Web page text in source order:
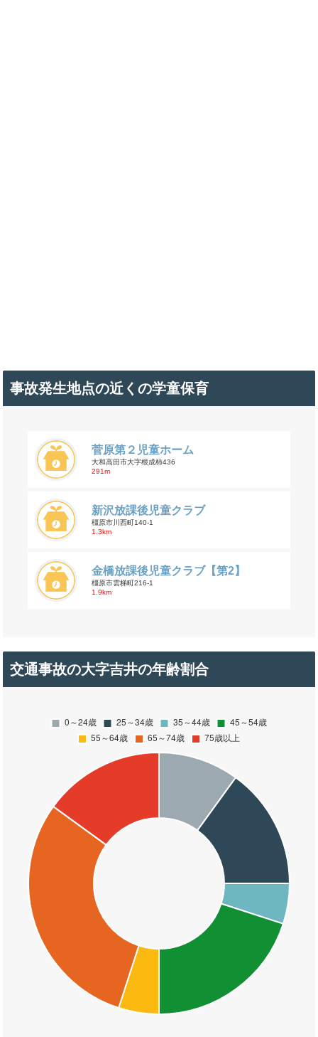
事故発生地点の近くの学童保育
菅原第２児童ホーム
大和高田市大字根成柿436
291m
新沢放課後児童クラブ
橿原市川西町140-1
1.3km
金橋放課後児童クラブ【第2】
橿原市雲梯町216-1
1.9km
交通事故の大字吉井の年齢割合